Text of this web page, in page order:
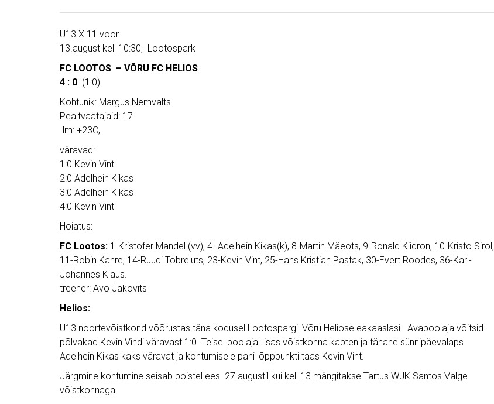
U13 X 11.voor
13.august kell 10:30, Lootospark
FC LOOTOS – VÕRU FC HELIOS
4 : 0 (1:0)
Kohtunik: Margus Nemvalts
Pealtvaatajaid: 17
Ilm: +23C,
väravad:
1:0 Kevin Vint
2:0 Adelhein Kikas
3:0 Adelhein Kikas
4:0 Kevin Vint
Hoiatus:
FC Lootos: 1-Kristofer Mandel (vv), 4- Adelhein Kikas(k), 8-Martin Mäeots, 9-Ronald Kiidron, 10-Kristo Sirol,
11-Robin Kahre, 14-Ruudi Tobreluts, 23-Kevin Vint, 25-Hans Kristian Pastak, 30-Evert Roodes, 36-Karl-
Johannes Klaus.
treener: Avo Jakovits
Helios:
U13 noortevõistkond võõrustas täna kodusel Lootospargil Võru Heliose eakaaslasi. Avapoolaja võitsid
põlvakad Kevin Vindi väravast 1:0. Teisel poolajal lisas võistkonna kapten ja tänane sünnipäevalaps
Adelhein Kikas kaks väravat ja kohtumisele pani lõpppunkti taas Kevin Vint.
Järgmine kohtumine seisab poistel ees 27.augustil kui kell 13 mängitakse Tartus WJK Santos Valge
võistkonnaga.